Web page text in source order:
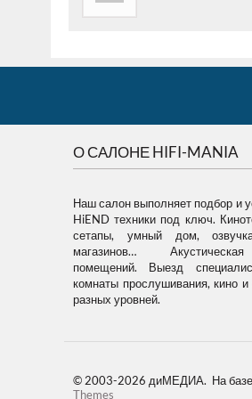
О САЛОНЕ HIFI-MANIA
Наш салон выполняет подбор и
HiEND техники под ключ.
сетапы, умный дом,
магазинов…
помещений. Выезд
комнаты прослушивания, кино и
разных уровней.
© 2003-2026 диМЕДИА. На базе
Themes